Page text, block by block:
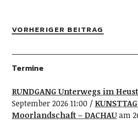
VORHERIGER BEITRAG
Termine
RUNDGANG Unterwegs im
September 2026 11:00
Moorlandschaft – DACHAUam